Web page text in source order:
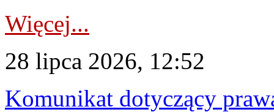
Więcej...
28 lipca 2026, 12:52
Komunikat dotyczący